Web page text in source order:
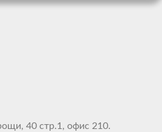
40 стр.1, офис 210.